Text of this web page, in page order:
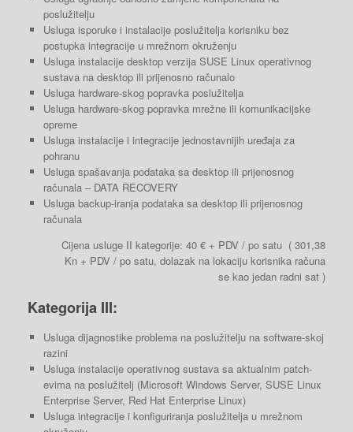
poslužitelju
Usluga isporuke i instalacije poslužitelja korisniku bez
postupka integracije u mrežnom okruženju
Usluga instalacije desktop verzija SUSE Linux operativnog
sustava na desktop ili prijenosno računalo
Usluga hardware-skog popravka poslužitelja
Usluga hardware-skog popravka mrežne ili komunikacijske
opreme
Usluga instalacije i integracije jednostavnijih uređaja za
pohranu
Usluga spašavanja podataka sa desktop ili prijenosnog
računala – DATA RECOVERY
Usluga backup-iranja podataka sa desktop ili prijenosnog
računala
Cijena usluge II kategorije: 40 € + PDV / po satu ( 301,38
Kn + PDV / po satu, dolazak na lokaciju korisnika računa
se kao jedan radni sat )
Kategorija III:
Usluga dijagnostike problema na poslužitelju na software-skoj
razini
Usluga instalacije operativnog sustava sa aktualnim patch-
evima na poslužitelj (Microsoft Windows Server, SUSE Linux
Enterprise Server, Red Hat Enterprise Linux)
Usluga integracije i konfiguriranja poslužitelja u mrežnom